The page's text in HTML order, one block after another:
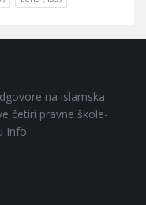
na islamska
četiri pravne škole-
Info.